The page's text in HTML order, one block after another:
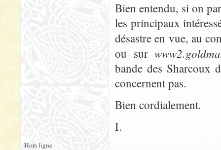
Bien entendu, si on
les principaux
désastre en vue, au
ou sur
bande des Sharcoux
concernent pas.
Bien cordialement.
I.
Hors ligne